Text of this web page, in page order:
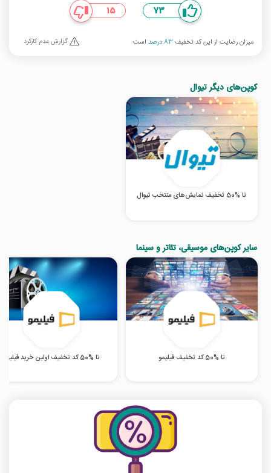
73
15
میزان رضایت از این کد تخفیف 83 درصد است گزارش عدم کارکرد
کوپن‌های دیگر تیوال
تا %50 تخفیف نمایش‌های منتخب تیوال
سایر کوپن‌های موسیقی، تئاتر و سینما
تا %50 کد تخفیف فیلیمو تا %50 کد تخفیف اولین خرید فیلیمو